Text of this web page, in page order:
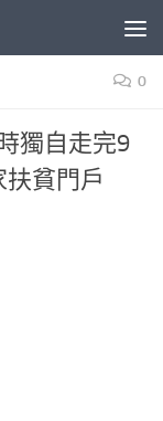
0
獨自走完9
貧門戶